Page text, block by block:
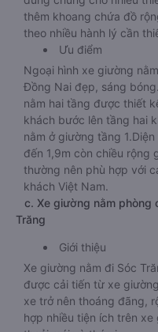
thêm khoang chứa đồ
theo nhiều hành lý cần
Ưu điểm
Ngoại hình xe giường
Đồng Nai đẹp, sáng
nằm hai tầng được thiết
khách bước lên tầng hai
nằm ở giường tầng
đến 1,9m còn chiều rộng
thường nên phù hợp với
khách Việt Nam.
c. Xe giường nằm phòng
Trăng
Giới thiệu
Xe giường nằm đi Sóc
được cải tiến từ xe
xe trở nên thoáng đãng,
hợp nhiều tiện ích trên